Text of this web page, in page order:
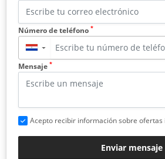
Número de teléfono *
▼
Mensaje *
Acepto recibir información sobre ofertas
Enviar mensaje